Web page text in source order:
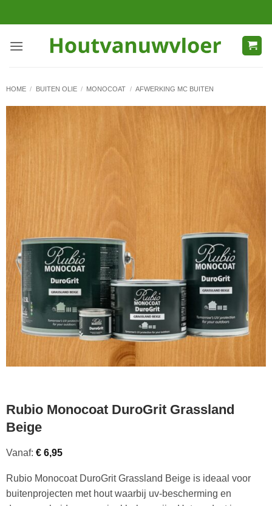
naar
HOME / BUITEN OLIE / MONOCOAT / AFWERKING MC BUITEN
Rubio Monocoat DuroGrit Grassland
Beige
Vanaf: €6,95
Rubio Monocoat DuroGrit Grassland Beige is ideaal voor
buitenprojecten met hout waarbij uv-bescherming en